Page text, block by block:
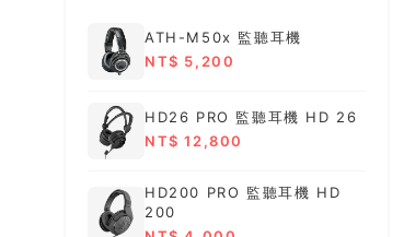
ATH-M50x 監聽耳機
NT$ 5,200
HD26 PRO 監聽耳機 HD 26
NT$ 12,800
HD200 PRO 監聽耳機 HD
200